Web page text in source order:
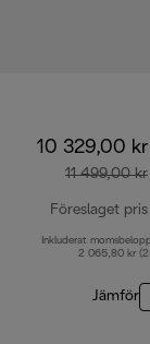
10 329,00 kr
11 499,00 kr
Föreslaget pris
Inkluderat
2 065,80 kr
Jämför